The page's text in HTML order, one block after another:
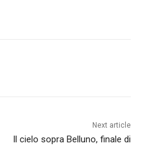
Next article
Il cielo sopra Belluno, finale di